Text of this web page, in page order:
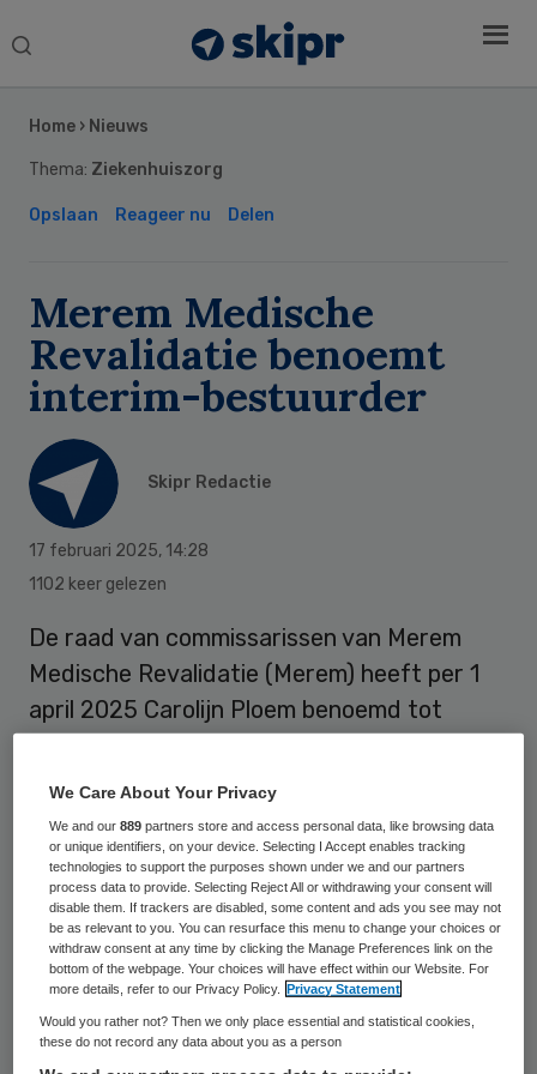
Search
Home › Nieuws
Thema: Ziekenhuiszorg
Opslaan Reageer nu Delen
Merem Medische
Revalidatie benoemt
interim-bestuurder
Skipr Redactie
17 februari 2025, 14:28
1102 keer gelezen
De raad van commissarissen van Merem
Medische Revalidatie (Merem) heeft per 1
april 2025 Carolijn Ploem benoemd tot
één jaar.
Een week geledenmaaktMerembekend
dat bestuurder Susanne van Vegten
vertrekt naar het Flevoziekenhuis. Van
Vegten was sinds 2015 bestuursvoorzitter
van Merem Medische Revalidatie.
Sidebar
We Care About Your Privacy
We and our889 partners store and access personal data, like browsing data
or unique identifiers, on your device. Selecting I Accept enables tracking
technologies to support the purposes shown under we and our partners
process data to provide. Selecting Reject All or withdrawing your consent will
disable them. If trackers are disabled, some content and ads you see may not
be as relevant to you. You can resurface this menu to change your choices or
withdraw consent at any time by clicking the Manage Preferences link on the
bottom of the webpage. Your choices will have effect within our Website. For
more details, refer to our Privacy Policy.
Privacy Statement
Would you rather not? Then we only place essential and statistical cookies,
these do not record any data about you as a person